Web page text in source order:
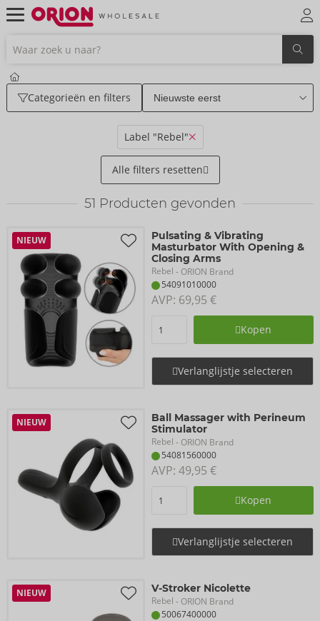
Categorieën en filters
Label "Rebel"
Alle filters resetten
51 Producten gevonden
NIEUW
Pulsating & Vibrating
Masturbator With Opening &
Closing Arms
Rebel - ORION Brand
54091010000
AVP: 69,95 €
Kopen
Verlanglijstje selecteren
NIEUW
Ball Massager with Perineum
Stimulator
Rebel - ORION Brand
54081560000
AVP: 49,95 €
Kopen
Verlanglijstje selecteren
NIEUW V-Stroker Nicolette
Rebel - ORION Brand
50067400000